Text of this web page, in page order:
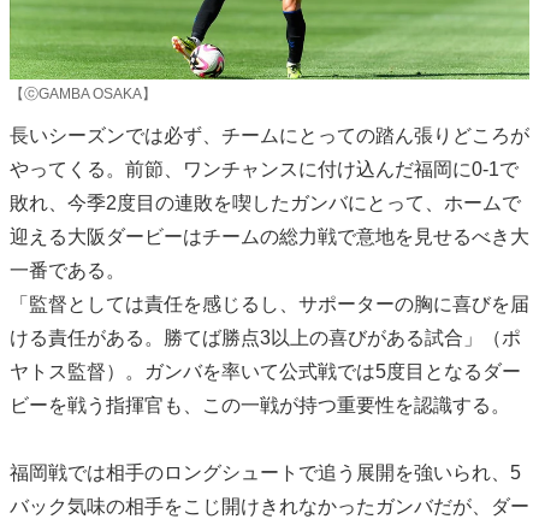
【ⓒGAMBA OSAKA】
長いシーズンでは必ず、チームにとっての踏ん張りどころが
やってくる。前節、ワンチャンスに付け込んだ福岡に0-1で
敗れ、今季2度目の連敗を喫したガンバにとって、ホームで
迎える大阪ダービーはチームの総力戦で意地を見せるべき大
一番である。
「監督としては責任を感じるし、サポーターの胸に喜びを届
ける責任がある。勝てば勝点3以上の喜びがある試合」（ポ
ヤトス監督）。ガンバを率いて公式戦では5度目となるダー
ビーを戦う指揮官も、この一戦が持つ重要性を認識する。
福岡戦では相手のロングシュートで追う展開を強いられ、5
バック気味の相手をこじ開けきれなかったガンバだが、ダー